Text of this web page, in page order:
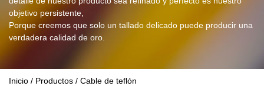
objetivo persistente,
Porque creemos que solo un tallado delicado puede producir una
verdadera calidad de oro.
Inicio / Productos / Cable de teflón